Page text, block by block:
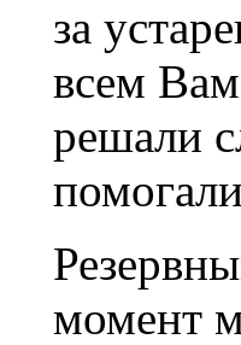
за
всем
решали
момент